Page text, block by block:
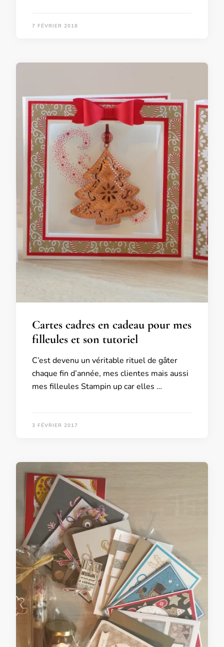
7 FÉVRIER 2018
Cartes cadres en cadeau pour mes
filleules et son tutoriel
C’est devenu un véritable rituel de gâter
chaque fin d’année, mes clientes mais aussi
mes filleules Stampin up car elles …
3 FÉVRIER 2017